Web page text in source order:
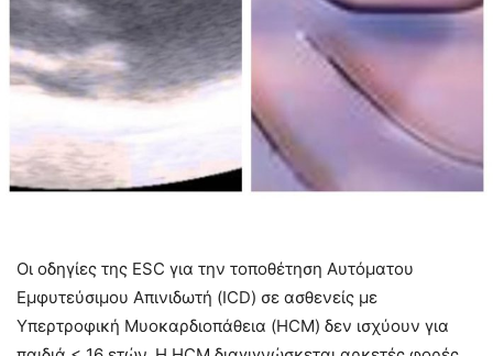
Oι οδηγίες της ESC για την τοποθέτηση Αυτόματου
Εμφυτεύσιμου Απινιδωτή (ICD) σε ασθενείς με
Υπερτροφική Μυοκαρδιοπάθεια (HCM) δεν ισχύουν για